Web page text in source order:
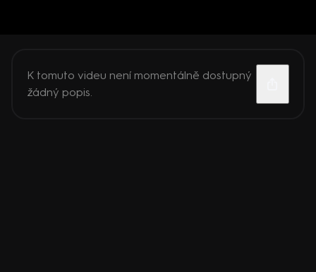
K tomuto videu není momentálně dostupný
žádný popis.